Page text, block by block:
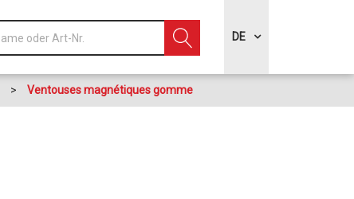
DE
> Ventouses magnétiques gomme